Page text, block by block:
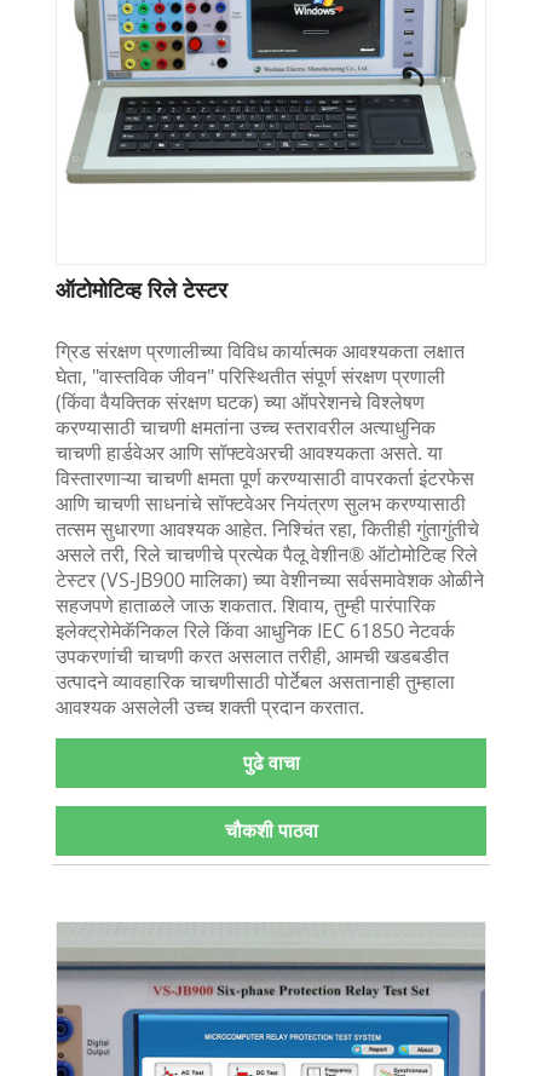
ऑटोमोटिव्ह रिले टेस्टर
ग्रिड संरक्षण प्रणालीच्या विविध कार्यात्मक आवश्यकता लक्षात
घेता, "वास्तविक जीवन" परिस्थितीत संपूर्ण संरक्षण प्रणाली
(किंवा वैयक्तिक संरक्षण घटक) च्या ऑपरेशनचे विश्लेषण
करण्यासाठी चाचणी क्षमतांना उच्च स्तरावरील अत्याधुनिक
चाचणी हार्डवेअर आणि सॉफ्टवेअरची आवश्यकता असते. या
विस्तारणाऱ्या चाचणी क्षमता पूर्ण करण्यासाठी वापरकर्ता इंटरफेस
आणि चाचणी साधनांचे सॉफ्टवेअर नियंत्रण सुलभ करण्यासाठी
तत्सम सुधारणा आवश्यक आहेत. निश्चिंत रहा, कितीही गुंतागुंतीचे
असले तरी, रिले चाचणीचे प्रत्येक पैलू वेशीन® ऑटोमोटिव्ह रिले
टेस्टर (VS-JB900 मालिका) च्या वेशीनच्या सर्वसमावेशक ओळीने
सहजपणे हाताळले जाऊ शकतात. शिवाय, तुम्ही पारंपारिक
इलेक्ट्रोमेकॅनिकल रिले किंवा आधुनिक IEC 61850 नेटवर्क
उपकरणांची चाचणी करत असलात तरीही, आमची खडबडीत
उत्पादने व्यावहारिक चाचणीसाठी पोर्टेबल असतानाही तुम्हाला
आवश्यक असलेली उच्च शक्ती प्रदान करतात.
पुढे वाचा
चौकशी पाठवा